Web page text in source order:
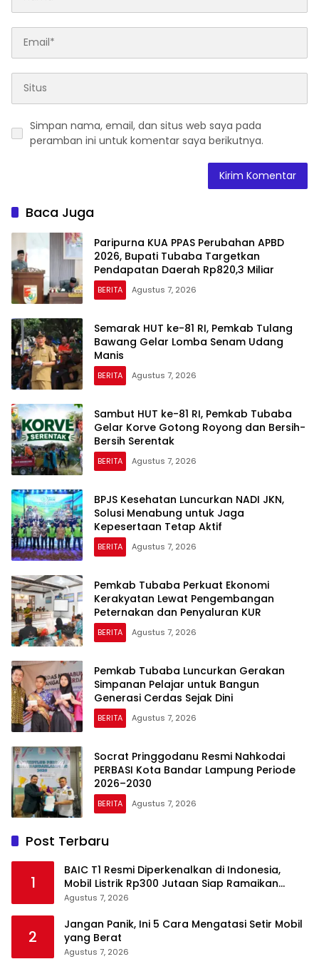
Simpan nama, email, dan situs web saya pada
peramban ini untuk komentar saya berikutnya.
Baca Juga
Paripurna KUA PPAS Perubahan APBD
2026, Bupati Tubaba Targetkan
Pendapatan Daerah Rp820,3 Miliar
BERITA Agustus 7, 2026
Semarak HUT ke-81 RI, Pemkab Tulang
Bawang Gelar Lomba Senam Udang
Manis
BERITA Agustus 7, 2026
Sambut HUT ke-81 RI, Pemkab Tubaba
Gelar Korve Gotong Royong dan Bersih-
Bersih Serentak
BERITA Agustus 7, 2026
BPJS Kesehatan Luncurkan NADI JKN,
Solusi Menabung untuk Jaga
Kepesertaan Tetap Aktif
BERITA Agustus 7, 2026
Pemkab Tubaba Perkuat Ekonomi
Kerakyatan Lewat Pengembangan
Peternakan dan Penyaluran KUR
BERITA Agustus 7, 2026
Pemkab Tubaba Luncurkan Gerakan
Simpanan Pelajar untuk Bangun
Generasi Cerdas Sejak Dini
BERITA Agustus 7, 2026
Socrat Pringgodanu Resmi Nahkodai
PERBASI Kota Bandar Lampung Periode
2026–2030
BERITA Agustus 7, 2026
Post Terbaru
1
BAIC T1 Resmi Diperkenalkan di Indonesia,
Mobil Listrik Rp300 Jutaan Siap Ramaikan
Pasar EV
Agustus 7, 2026
2
Jangan Panik, Ini 5 Cara Mengatasi Setir Mobil
yang Berat
Agustus 7, 2026